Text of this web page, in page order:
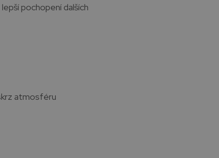
pochopení dalších
atmosféru